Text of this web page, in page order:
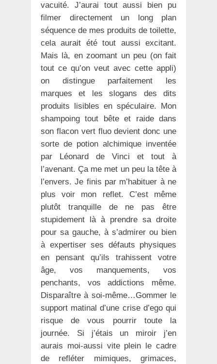
vacuité. J’aurai tout aussi bien pu
filmer directement un long plan
séquence de mes produits de toilette,
cela aurait été tout aussi excitant.
Mais là, en zoomant un peu (on fait
tout ce qu’on veut avec cette appli)
on distingue parfaitement les
marques et les slogans des dits
produits lisibles en spéculaire. Mon
shampoing tout bête et raide dans
son flacon vert fluo devient donc une
sorte de potion alchimique inventée
par Léonard de Vinci et tout à
l’avenant. Ça me met un peu la tête à
l’envers. Je finis par m’habituer à ne
plus voir mon reflet. C’est même
plutôt tranquille de ne pas être
stupidement là à prendre sa droite
pour sa gauche, à s’admirer ou bien
à expertiser ses défauts physiques
en pensant qu’ils trahissent votre
âge, vos manquements, vos
penchants, vos addictions même.
Disparaître à soi-même…Gommer le
support matinal d’une crise d’ego qui
risque de vous pourrir toute la
journée. Si j’étais un miroir j’en
aurais moi-aussi vite plein le cadre
de refléter mimiques, grimaces,